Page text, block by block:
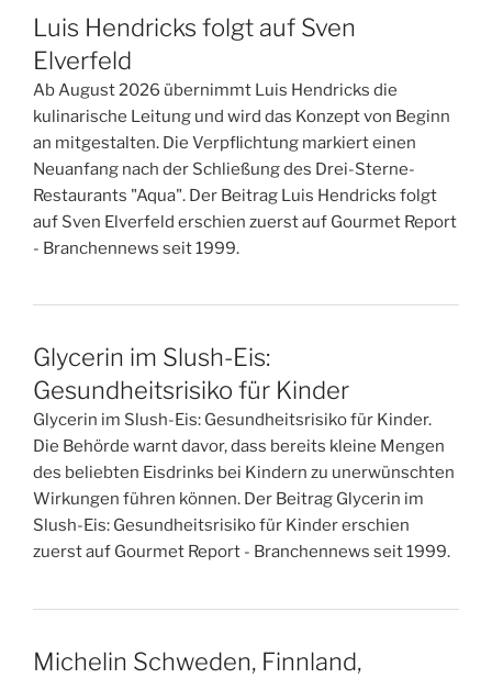
Luis Hendricks folgt auf Sven
Elverfeld
Ab August 2026 übernimmt Luis Hendricks die
kulinarische Leitung und wird das Konzept von Beginn
an mitgestalten. Die Verpflichtung markiert einen
Neuanfang nach der Schließung des Drei-Sterne-
Restaurants "Aqua". Der Beitrag Luis Hendricks folgt
auf Sven Elverfeld erschien zuerst auf Gourmet Report
- Branchennews seit 1999.
Glycerin im Slush-Eis:
Gesundheitsrisiko für Kinder
Glycerin im Slush-Eis: Gesundheitsrisiko für Kinder.
Die Behörde warnt davor, dass bereits kleine Mengen
des beliebten Eisdrinks bei Kindern zu unerwünschten
Wirkungen führen können. Der Beitrag Glycerin im
Slush-Eis: Gesundheitsrisiko für Kinder erschien
zuerst auf Gourmet Report - Branchennews seit 1999.
Michelin Schweden, Finnland,